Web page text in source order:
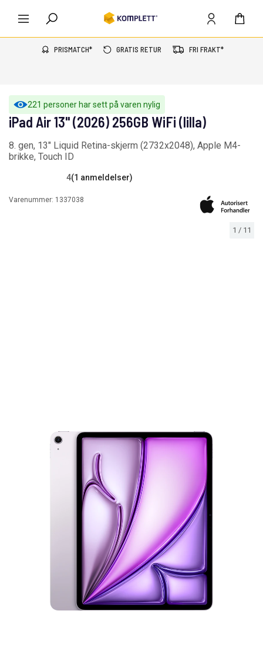
PRISMATCH* GRATIS RETUR FRI FRAKT*
221 personer har sett på varen nylig
1 / 11
iPad Air 13" (2026) 256GB WiFi (lilla)
8. gen, 13" Liquid Retina-skjerm (2732x2048), Apple M4-
brikke, Touch ID
4(1 anmeldelser)
Varenummer: 1337038